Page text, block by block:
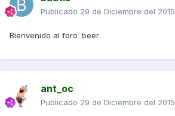
Publicado 29 de Diciembre del 2015
Bienvenido al foro :beer
ant_oc
Publicado 29 de Diciembre del 2015